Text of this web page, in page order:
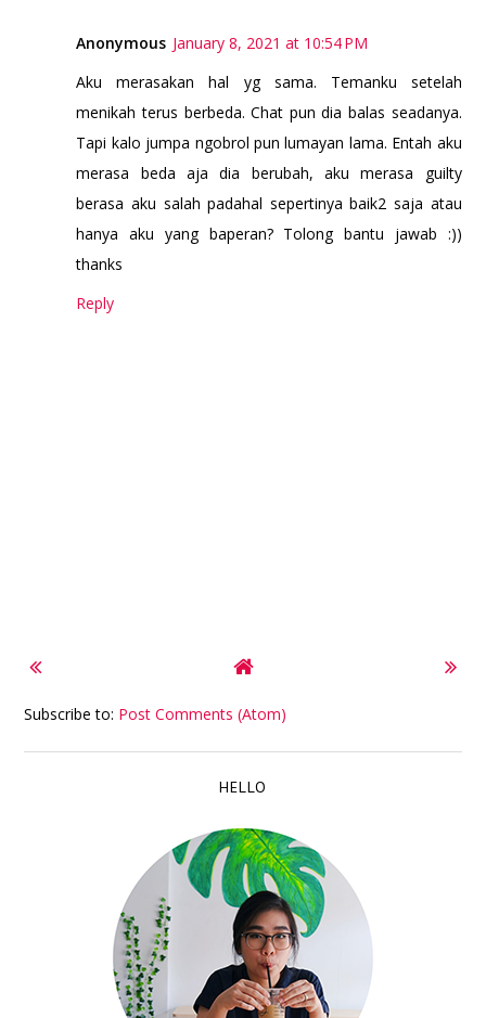
Anonymous January 8, 2021 at 10:54 PM
Aku merasakan hal yg sama. Temanku setelah
menikah terus berbeda. Chat pun dia balas seadanya.
Tapi kalo jumpa ngobrol pun lumayan lama. Entah aku
merasa beda aja dia berubah, aku merasa guilty
berasa aku salah padahal sepertinya baik2 saja atau
hanya aku yang baperan? Tolong bantu jawab :))
thanks
Reply
Subscribe to: Post Comments (Atom)
HELLO